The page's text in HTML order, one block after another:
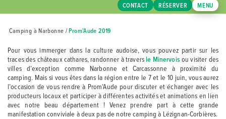
CONTACT RÉSERVER MENU
Camping à Narbonne /Prom’Aude 2019
Pour vous immerger dans la culture audoise, vous pouvez partir sur les
traces des châteaux cathares, randonner à traversle Minervois ou visiter des
villes d’exception comme Narbonne et Carcassonne à proximité du
camping. Mais si vous êtes dans la région entre le 7 et le 10 juin, vous aurez
l’occasion de vous rendre à Prom’Aude pour discuter et échanger avec les
producteurs locaux et participer à différentes activités et animations en lien
avec notre beau département ! Venez prendre part à cette grande
manifestation conviviale à deux pas de notre camping à Lézignan-Corbières.